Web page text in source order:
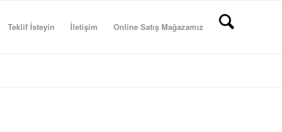
Teklif İsteyin İletişim Online Satış Mağazamız